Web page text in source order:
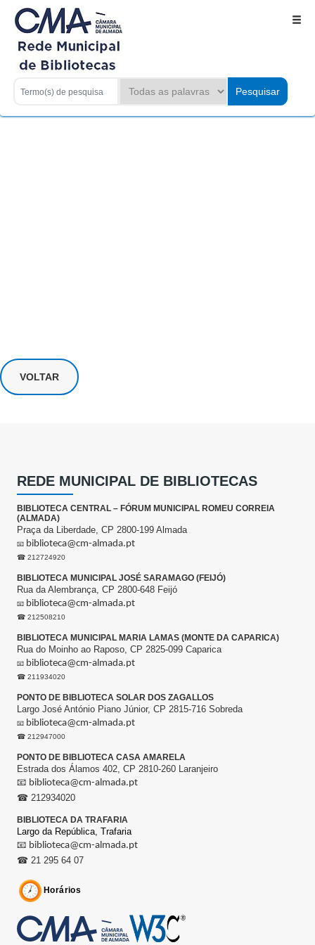
VOLTAR
REDE MUNICIPAL DE BIBLIOTECAS
BIBLIOTECA CENTRAL – FÓRUM MUNICIPAL ROMEU CORREIA
(ALMADA)
Praça da Liberdade, CP 2800-199 Almada
📧 biblioteca@cm-almada.pt
☎ 212724920
BIBLIOTECA MUNICIPAL JOSÉ SARAMAGO (FEIJÓ)
Rua da Alembrança, CP 2800-648 Feijó
📧 biblioteca@cm-almada.pt
☎ 212508210
BIBLIOTECA MUNICIPAL MARIA LAMAS (MONTE DA CAPARICA)
Rua do Moinho ao Raposo, CP 2825-099 Caparica
📧 biblioteca@cm-almada.pt
☎ 211934020
PONTO DE BIBLIOTECA SOLAR DOS ZAGALLOS
Largo José António Piano Júnior, CP 2815-716 Sobreda
📧 biblioteca@cm-almada.pt
☎ 212947000
PONTO DE BIBLIOTECA CASA AMARELA
Estrada dos Álamos 402, CP 2810-260 Laranjeiro
📧 biblioteca@cm-almada.pt
☎ 212934020
BIBLIOTECA DA TRAFARIA
Largo da República, Trafaria
📧 biblioteca@cm-almada.pt
☎ 21 295 64 07
Horários